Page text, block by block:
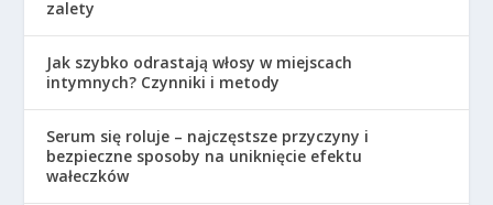
zalety
Jak szybko odrastają włosy w miejscach
intymnych? Czynniki i metody
Serum się roluje – najczęstsze przyczyny i
bezpieczne sposoby na uniknięcie efektu
wałeczków